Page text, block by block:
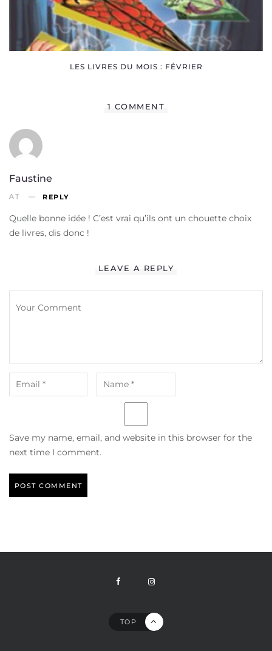
LES LIVRES DU MOIS : FÉVRIER
1 COMMENT
Faustine
AT REPLY
Quelle bonne idée ! C’est vrai qu’ils ont un chouette choix
de livres, dis donc !
LEAVE A REPLY
Save my name, email, and website in this browser for the
next time I comment.
TOP